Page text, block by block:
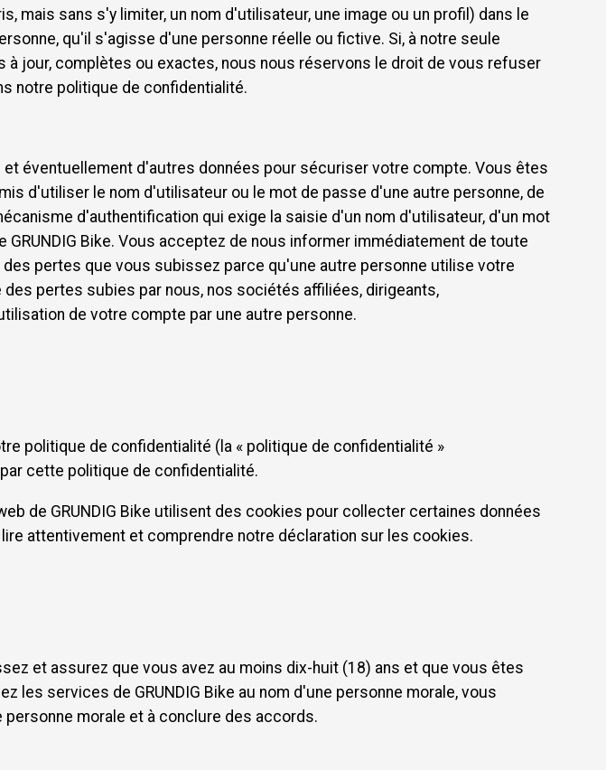
sans s'y limiter, un nom d'utilisateur, une image ou un profil) dans le
qu'il s'agisse d'une personne réelle ou fictive. Si, à notre seule
jour, complètes ou exactes, nous nous réservons le droit de vous refuser
notre politique de confidentialité.
éventuellement d'autres données pour sécuriser votre compte. Vous êtes
d'utiliser le nom d'utilisateur ou le mot de passe d'une autre personne, de
d'authentification qui exige la saisie d'un nom d'utilisateur, d'un mot
Bike. Vous acceptez de nous informer immédiatement de toute
pertes que vous subissez parce qu'une autre personne utilise votre
pertes subies par nous, nos sociétés affiliées, dirigeants,
de votre compte par une autre personne.
politique de confidentialité (la « politique de confidentialité »
cette politique de confidentialité.
de GRUNDIG Bike utilisent des cookies pour collecter certaines données
attentivement et comprendre notre déclaration sur les cookies.
et assurez que vous avez au moins dix-huit (18) ans et que vous êtes
les services de GRUNDIG Bike au nom d'une personne morale, vous
morale et à conclure des accords.